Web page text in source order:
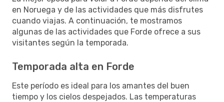
en Noruega y de las actividades que más disfrutes
cuando viajas. A continuación, te mostramos
algunas de las actividades que Forde ofrece a sus
visitantes según la temporada.
Temporada alta en Forde
Este período es ideal para los amantes del buen
tiempo y los cielos despejados. Las temperaturas